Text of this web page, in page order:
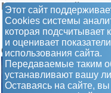
Этот сайт
Сookies системы
которая подсчитывает
и оценивает
использования сайта.
Передаваемые таким
устанавливают вашу
Оставаясь на сайте,
Манизер Матвей
Памятник Киров
полный рост
Открыт 12.12.1936 г., в